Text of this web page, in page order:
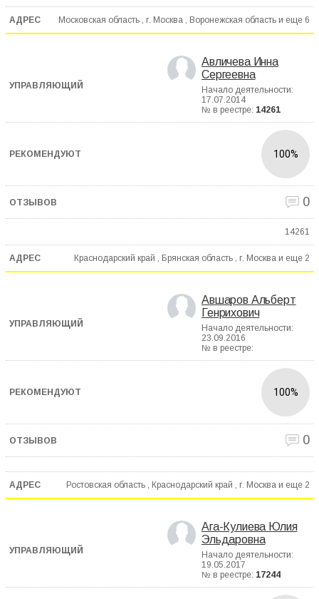
Московская область , г. Москва , Воронежская область и еще 6
Авличева Инна
Сергеевна
Начало деятельности:
17.07.2014
№ в реестре: 14261
100%
0
14261
Краснодарский край , Брянская область , г. Москва и еще 2
Авшаров Альберт
Генрихович
Начало деятельности:
23.09.2016
№ в реестре:
100%
0
Ростовская область , Краснодарский край , г. Москва и еще 2
Ага-Кулиева Юлия
Эльдаровна
Начало деятельности:
19.05.2017
№ в реестре: 17244